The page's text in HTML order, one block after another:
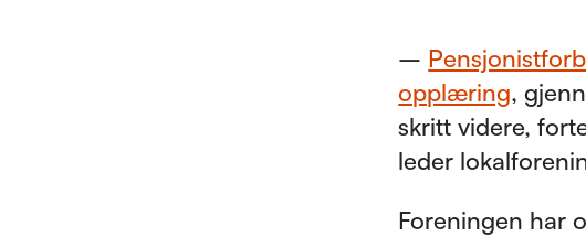
–
opplæring,
skritt videre,
leder
Foreningen har